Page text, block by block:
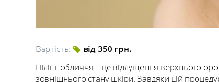
Вартість:
від 350 грн.
Пілінг обличчя – це відлущення верхнього
зовнішнього стану шкіри. Завдяки цій